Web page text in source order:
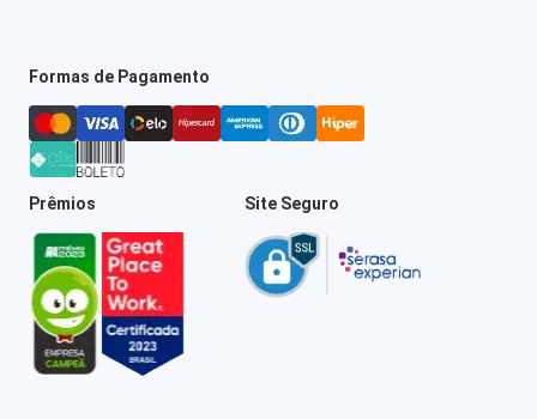
Formas de Pagamento
Prêmios Site Seguro